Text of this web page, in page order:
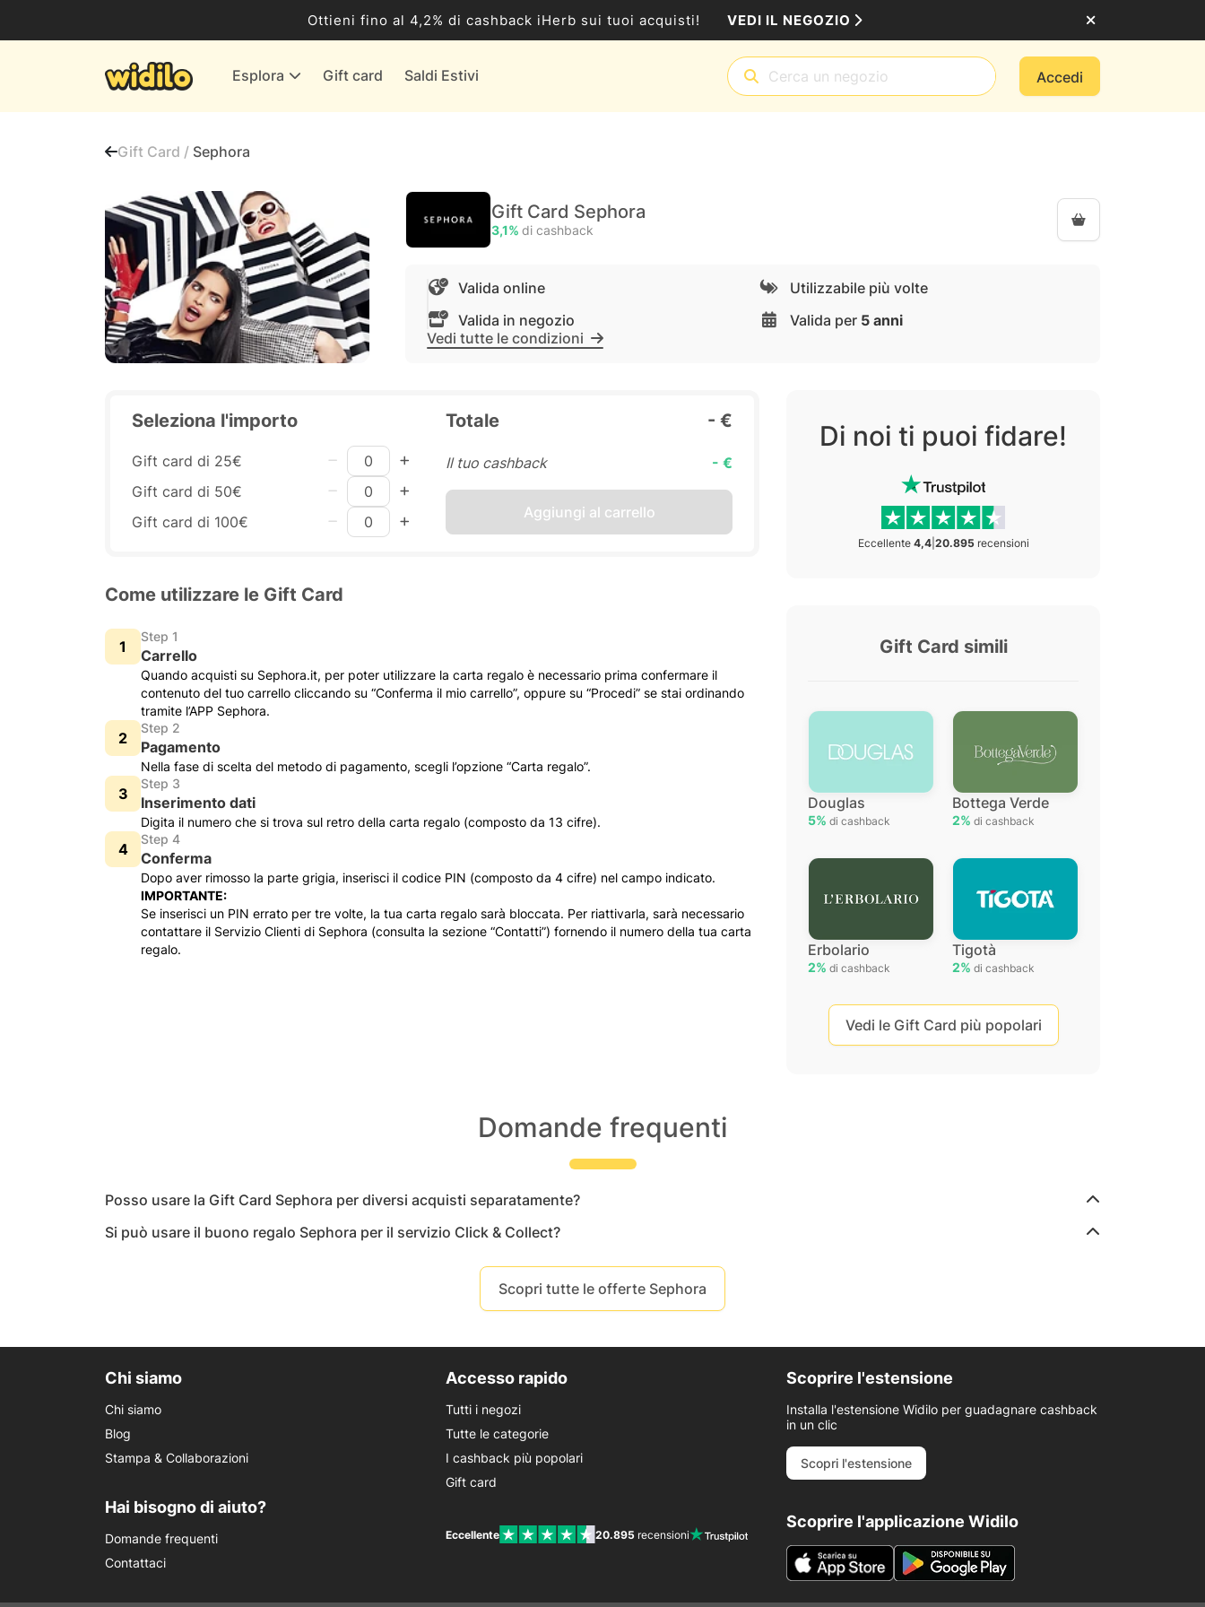
Ottieni fino al 4,2% di cashback iHerb sui tuoi acquisti! VEDI IL NEGOZIO
Esplora Gift card Saldi Estivi Accedi
Banche & Assicurazioni
Gift Card / Sephora
Gift Card Sephora
3,1% di cashback
Valida in negozio
Valida online
Utilizzabile più volte
Valida per 5 anni
Vedi tutte le condizioni
Seleziona l'importo
Gift card di 25€
Gift card di 50€
Gift card di 100€
Totale - €
Il tuo cashback - €
Aggiungi al carrello
Come utilizzare le Gift Card
Step 1
Carrello
Quando acquisti su Sephora.it, per poter utilizzare la carta regalo è necessario prima confermare il
contenuto del tuo carrello cliccando su “Conferma il mio carrello”, oppure su “Procedi” se stai ordinando
tramite l’APP Sephora.
Step 2
Pagamento
Nella fase di scelta del metodo di pagamento, scegli l’opzione “Carta regalo”.
Step 3
Inserimento dati
Digita il numero che si trova sul retro della carta regalo (composto da 13 cifre).
Step 4
Conferma
Dopo aver rimosso la parte grigia, inserisci il codice PIN (composto da 4 cifre) nel campo indicato.
IMPORTANTE:
Se inserisci un PIN errato per tre volte, la tua carta regalo sarà bloccata. Per riattivarla, sarà necessario
contattare il Servizio Clienti di Sephora (consulta la sezione “Contatti”) fornendo il numero della tua carta
regalo.
Di noi ti puoi fidare!
Eccellente 4,4| 20.895 recensioni
Gift Card simili
Douglas
5% di cashback
Bottega Verde
2% di cashback
Erbolario
2% di cashback
Tigotà
2% di cashback
Vedi le Gift Card più popolari
Domande frequenti
Posso usare la Gift Card Sephora per diversi acquisti separatamente?
Si può usare il buono regalo Sephora per il servizio Click & Collect?
Scopri tutte le offerte Sephora
Chi siamo
Chi siamo
Blog
Stampa & Collaborazioni
Hai bisogno di aiuto?
Domande frequenti
Contattaci
Accesso rapido
Tutti i negozi
Tutte le categorie
I cashback più popolari
Gift card
Eccellente 20.895 recensioni
Scoprire l'estensione
Installa l'estensione Widilo per guadagnare cashback
in un clic
Scopri l'estensione
Scoprire l'applicazione Widilo